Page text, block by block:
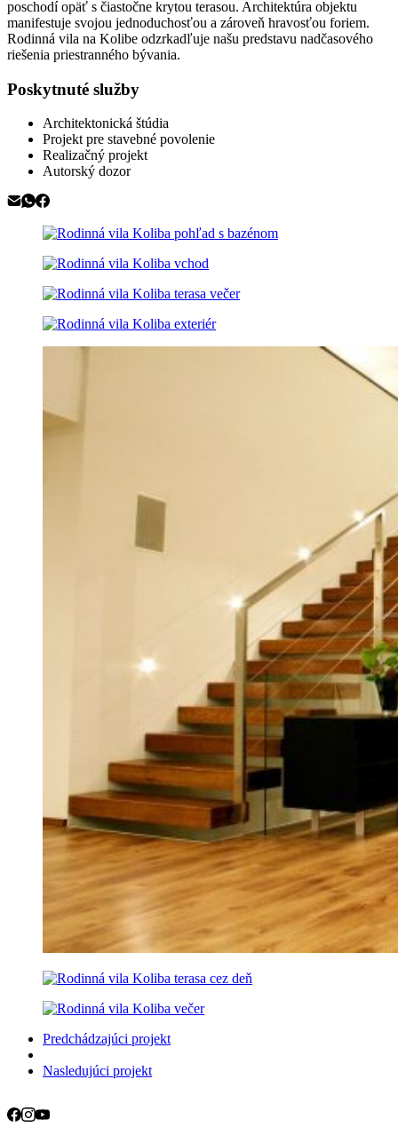
poschodí opäť s čiastočne krytou terasou. Architektúra objektu
manifestuje svojou jednoduchosťou a zároveň hravosťou foriem.
Rodinná vila na Kolibe odzrkadľuje našu predstavu nadčasového
riešenia priestranného bývania.
Poskytnuté služby
Architektonická štúdia
Projekt pre stavebné povolenie
Realizačný projekt
Autorský dozor
Predchádzajúci projekt
Nasledujúci projekt